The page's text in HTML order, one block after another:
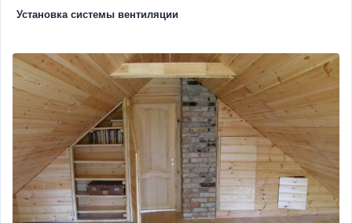
Установка системы вентиляции